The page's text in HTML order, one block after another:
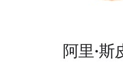
阿里·斯